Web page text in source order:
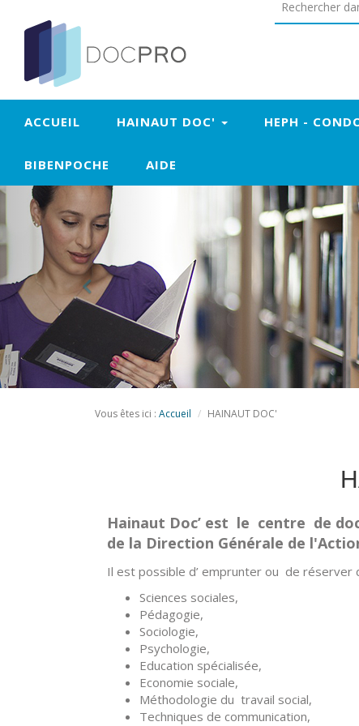
ACCUEIL HAINAUT DOC' HEPH -
BIBENPOCHE AIDE
Previous
Vous êtes ici : Accueil HAINAUT DOC'
Hainaut Doc’ est le centre de
de la Direction Générale de
Il est possible d’ emprunter ou de réserver
Sciences sociales,
Pédagogie,
Sociologie,
Psychologie,
Education spécialisée,
Economie sociale,
Méthodologie du travail social,
Techniques de communication,